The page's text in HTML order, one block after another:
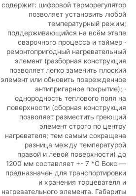
содержит: цифровой терморегулятор
позволяет установить любой
температурный режим;
поддерживающийся на всём этапе
сварочного процесса и таймер ·
ремонтопригодный нагревательный
элемент (разборная конструкция
позволяет легко заменить плоский
элемент или обновить поврежденное
антипригарное покрытие); ·
однородность теплового поля на
поверхности (сборная конструкция
позволяет разместить греющий
элемент строго по центру
нагревателя; тем самым сокращена
разница между температурой
правой и левой поверхности) до
1200 мм составляет +- 7 *C Бокс —
предназначен для транспортировки
и хранения торцевателя и
нагревательного элемента. Габариты